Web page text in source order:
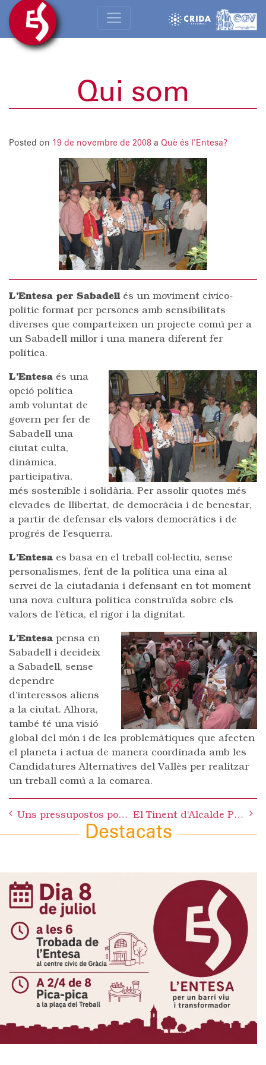
Qui som
Posted on 19 de novembre de 2008 a Què és l'Entesa?
L’Entesa per Sabadellés un moviment civico-
polític format per persones amb sensibilitats
diverses que comparteixen un projecte comú per a
un Sabadell millor i una manera diferent fer
política.
L’Entesa és una
opció política
amb voluntat de
govern per fer de
Sabadell una
ciutat culta,
dinàmica,
participativa,
més sostenible i solidària. Per assolir quotes més
elevades de llibertat, de democràcia i de benestar,
a partir de defensar els valors democràtics i de
progrés de l’esquerra.
L’Entesa es basa en el treball col·lectiu, sense
personalismes, fent de la política una eina al
servei de la ciutadania i defensant en tot moment
una nova cultura política construïda sobre els
valors de l’ètica, el rigor i la dignitat.
L’Entesa pensa en
Sabadell i decideix
a Sabadell, sense
dependre
d’interessos aliens
a la ciutat. Alhora,
també té una visió
global del món i de les problemàtiques que afecten
el planeta i actua de manera coordinada amb les
Candidatures Alternatives del Vallès per realitzar
un treball comú a la comarca.
navigation
Uns pressupostos poc austers i poc realistes El Tinent d’Alcalde Paco Bustos no té cap justificació per la destrossa de l’Eix Macià i posa de manifest el seu absolut desconeixement de la ciutat
Destacats